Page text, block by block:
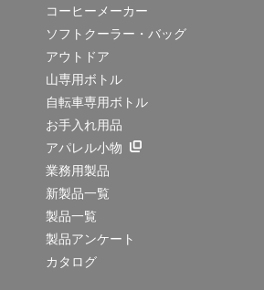
コーヒーメーカー
ソフトクーラー・バッグ
アウトドア
山専用ボトル
自転車専用ボトル
お手入れ用品
アパレル小物
業務用製品
新製品一覧
製品一覧
製品アンケート
カタログ